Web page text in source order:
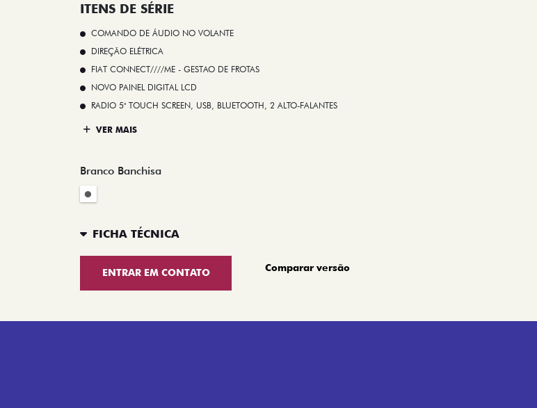
ITENS DE SÉRIE
COMANDO DE ÁUDIO NO VOLANTE
DIREÇÃO ELÉTRICA
FIAT CONNECT////ME - GESTAO DE FROTAS
NOVO PAINEL DIGITAL LCD
RADIO 5" TOUCH SCREEN, USB, BLUETOOTH, 2 ALTO-FALANTES
VER MAIS
Branco Banchisa
FICHA TÉCNICA
ENTRAR EM CONTATO Comparar versão